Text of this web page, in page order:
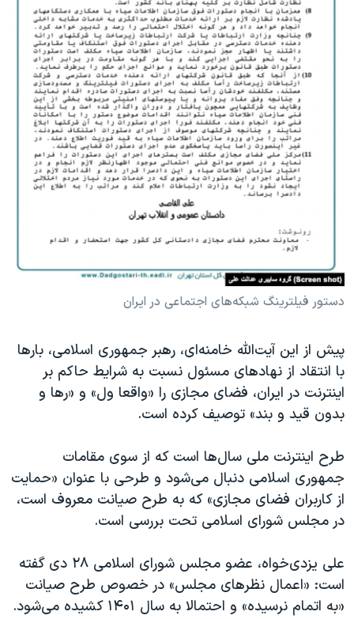
دستور فیلترینگ شبکه‌های اجتماعی در ایران
پیش از این آیت‌الله خامنه‌ای، رهبر جمهوری اسلامی، بارها
با انتقاد از نهادهای مسئول نسبت به شرایط حاکم بر
اینترنت در ایران، فضای مجازی را «واقعا ول» و «رها و
بدون قید و بند» توصیف کرده است.
طرح اینترنت ملی سال‌ها است که از سوی مقامات
جمهوری اسلامی دنبال می‌شود و طرحی با عنوان «حمایت
از کاربران فضای مجازی» که به طرح صیانت معروف است،
در مجلس شورای اسلامی تحت بررسی است.
علی یزدی‌خواه، عضو مجلس شورای اسلامی ۲۸ دی گفته
است: «اعمال نظرهای مجلس» در خصوص طرح صیانت
«به اتمام نرسیده» و احتمالا به سال ۱۴۰۱ کشیده می‌شود.